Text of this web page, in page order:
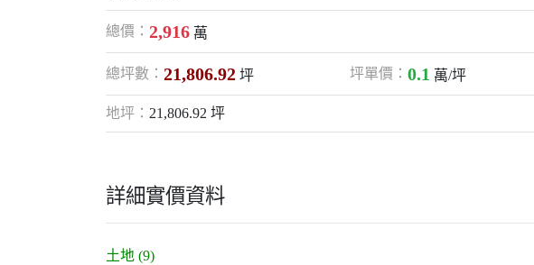
總價： 2,916 萬
總坪數： 21,806.92 坪 坪單價： 0.1 萬/坪
地坪： 21,806.92 坪
詳細實價資料
土地 (9)